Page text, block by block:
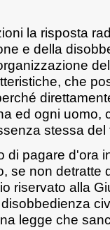
la risposta
e della
che
ed ogni uomo,
stessa del
di pagare d'ora
se non detratte
riservato alla
legge che